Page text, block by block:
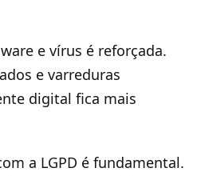
e vírus é reforçada.
e varreduras
digital fica mais
a LGPD é fundamental.